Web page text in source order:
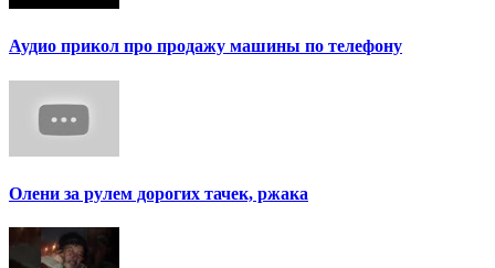
Аудио прикол про продажу машины по телефону
Олени за рулем дорогих тачек, ржака